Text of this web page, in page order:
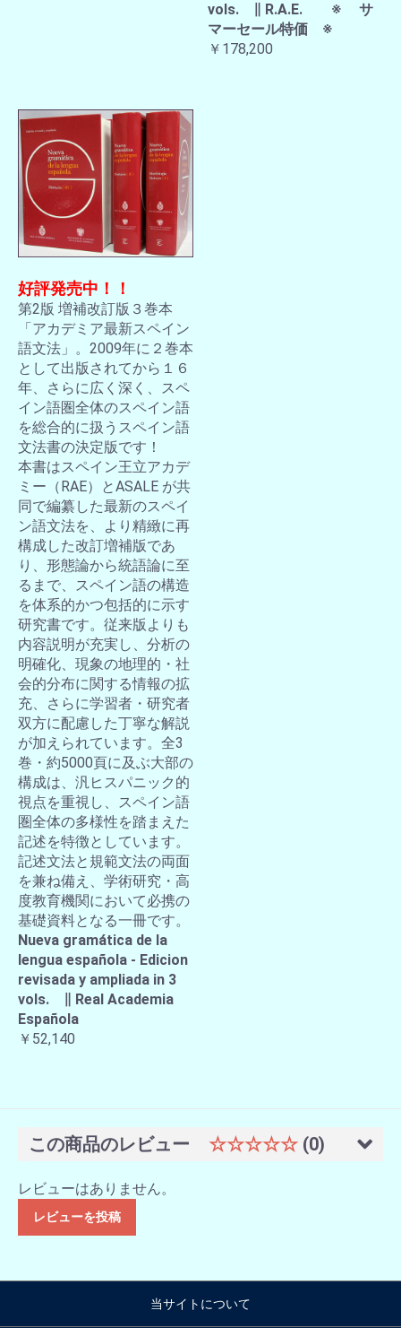
vols. ∥ R.A.E. ※ サ
マーセール特価 ※
￥178,200
好評発売中！！
第2版 増補改訂版３巻本
「アカデミア最新スペイン
語文法」。2009年に２巻本
として出版されてから１６
年、さらに広く深く、スペ
イン語圏全体のスペイン語
を総合的に扱うスペイン語
文法書の決定版です！
本書はスペイン王立アカデ
ミー（RAE）とASALE が共
同で編纂した最新のスペイ
ン語文法を、より精緻に再
構成した改訂増補版であ
り、形態論から統語論に至
るまで、スペイン語の構造
を体系的かつ包括的に示す
研究書です。従来版よりも
内容説明が充実し、分析の
明確化、現象の地理的・社
会的分布に関する情報の拡
充、さらに学習者・研究者
双方に配慮した丁寧な解説
が加えられています。全3
巻・約5000頁に及ぶ大部の
構成は、汎ヒスパニック的
視点を重視し、スペイン語
圏全体の多様性を踏まえた
記述を特徴としています。
記述文法と規範文法の両面
を兼ね備え、学術研究・高
度教育機関において必携の
基礎資料となる一冊です。
Nueva gramática de la
lengua española - Edicion
revisada y ampliada in 3
vols. ∥ Real Academia
Española
￥52,140
この商品のレビュー ☆☆☆☆☆ (0)
レビューはありません。
レビューを投稿
当サイトについて